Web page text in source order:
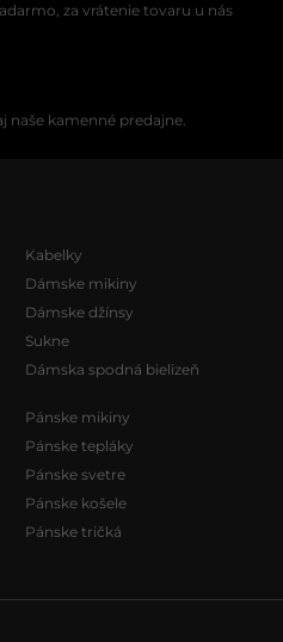
za vrátenie tovaru u nás
naše kamenné predajne.
Kabelky
Dámske mikiny
Dámske džínsy
Sukne
Dámska spodná bielizeň
Pánske mikiny
Pánske tepláky
Pánske svetre
Pánske košele
Pánske tričká